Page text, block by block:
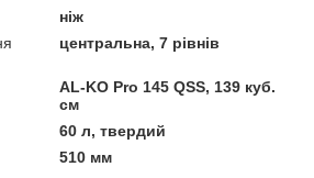
ніж
центральна, 7 рівнів
AL-KO Pro 145 QSS, 139 куб.
см
60 л, твердий
510 мм